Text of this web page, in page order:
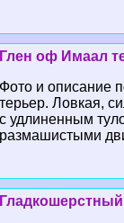
Глен оф Имаал
Фото и описание
терьер. Ловкая,
с удлиненным
размашистыми